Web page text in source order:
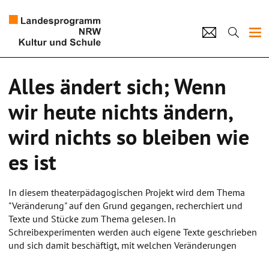
Künstlerpool
Kultur und Schule
Alles ändert sich; Wenn
wir heute nichts ändern,
wird nichts so bleiben wie
es ist
In diesem theaterpädagogischen Projekt wird dem Thema
"Veränderung" auf den Grund gegangen, recherchiert und
Texte und Stücke zum Thema gelesen. In
Schreibexperimenten werden auch eigene Texte geschrieben
und sich damit beschäftigt, mit welchen Veränderungen